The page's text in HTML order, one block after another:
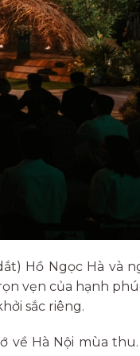
Hồ Ngọc Hà và
vẹn của hạnh
sắc riêng.
về Hà Nội mùa